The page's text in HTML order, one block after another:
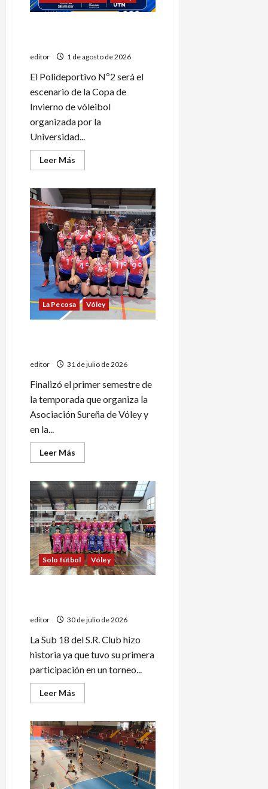
editor 1 de agosto de 2026
El Polideportivo Nº2 será el
escenario de la Copa de
Invierno de vóleibol
organizada por la
Universidad...
Leer Más
más
Comienza
la
Copa
de
Invierno
de
vóley
La Pecosa Vóley
editor 31 de julio de 2026
Finalizó el primer semestre de
la temporada que organiza la
Asociación Sureña de Vóley y
en la...
Leer Más
más
Índigo,
puntero
en
la
A3
del
vóley
sanrafaelino
Solo fútbol Vóley
editor 30 de julio de 2026
La Sub 18 del S.R. Club hizo
historia ya que tuvo su primera
participación en un torneo...
Leer Más
más
La
Sub
18
de
S.R.
Club
jugó
su